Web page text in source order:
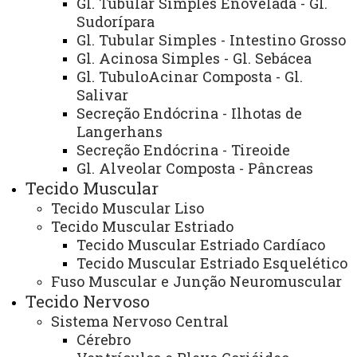
Sudorípara
Gl. Tubular Simples - Intestino Grosso
Gl. Acinosa Simples - Gl. Sebácea
Gl. TubuloAcinar Composta - Gl.
Salivar
Secreção Endócrina - Ilhotas de
Langerhans
Secreção Endócrina - Tireoide
Gl. Alveolar Composta - Pâncreas
Tecido Muscular
Tecido Muscular Liso
Tecido Muscular Estriado
Tecido Muscular Estriado Cardíaco
Tecido Muscular Estriado Esquelético
Fuso Muscular e Junção Neuromuscular
Tecido Nervoso
Sistema Nervoso Central
Cérebro
¹ Como citar:
Nas referências: TORQUATTO, E.F.B.; LIMA, B.;
BRANCALHÃO, R.M.C.; GUEDES, N.L.K.O. Tecido
epitelial, 2016. Disponível em: . Acesso em: 16 de jul.
2016. (conforme data de acesso ao site);
No texto: Torquato et al. (2016) ou (TORQUATO et
al., 2016).
ATUALIZAÇÃO MAIS RECENTE: 12 DE JULHO DE
ACESSOS: 58195